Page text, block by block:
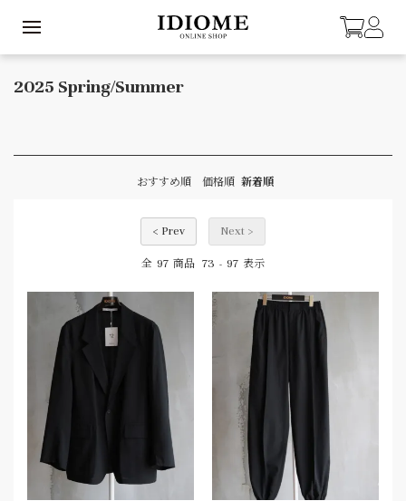
2025 Spring/Summer
おすすめ順 価格順 新着順
< Prev Next >
全 97 商品 73 - 97 表示